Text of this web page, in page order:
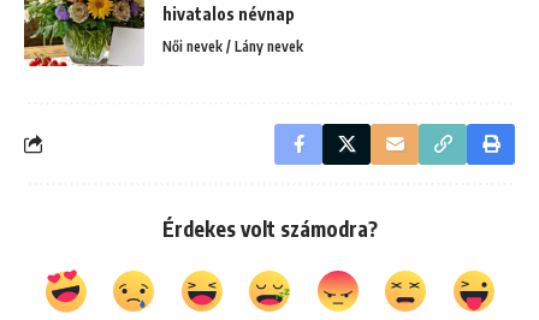
hivatalos névnap
Női nevek / Lány nevek
Érdekes volt számodra?